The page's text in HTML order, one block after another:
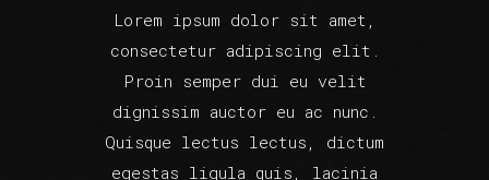
Lorem ipsum dolor sit amet,
consectetur adipiscing elit.
Proin semper dui eu velit
dignissim auctor eu ac nunc.
Quisque lectus lectus, dictum
egestas ligula quis, lacinia